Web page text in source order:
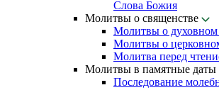
Слова Божия
Молитвы о священстве
Молитвы о духовном
Молитвы о
Молитва перед
Молитвы в памятные даты
Последование